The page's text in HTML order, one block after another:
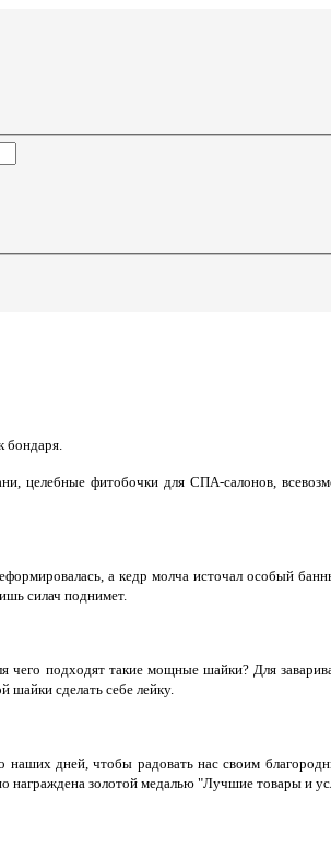
бондаря.
целебные фитобочки для СПА-салонов,
а кедр молча источал особый
силач поднимет.
чего подходят такие мощные шайки? Для
шайки сделать себе лейку.
дней, чтобы радовать нас своим
золотой медалью "Лучшие товары и